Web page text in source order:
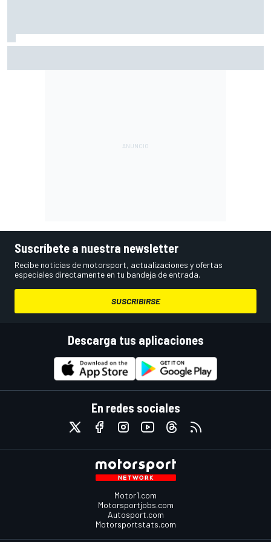
Suscríbete a nuestra newsletter
Recibe noticias de motorsport, actualizaciones y ofertas
especiales directamente en tu bandeja de entrada.
SUSCRIBIRSE
Descarga tus aplicaciones
En redes sociales
Motor1.com
Motorsportjobs.com
Autosport.com
Motorsportstats.com